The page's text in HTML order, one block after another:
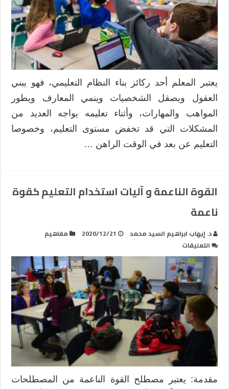
عن
بعد
مغلقة
يعتبر المعلم أحد ركائز بناء النظام التعليمي، فهو يبني
العقول ويصقل الشخصيات وينمي المعارف ويطور
المواهب والمهارات، وأثناء تعليمه يواجه العديد من
المشكلات التي قد تخفض مستوى التعليم، وخصوصا
التعليم عن بعد في الوقت الراهن …
القوة الناعمة و آليات استخدام التعليم كقوة
ناعمة
د. إيهاب ابراهيم السيد محمد 2020/12/21
مفاهيم
التعليقات
القوة
الناعمة
و
آليات
استخدام
التعليم
كقوة
ناعمة
مغلقة
مقدمة: يعتبر مصطلح القوة الناعمة من المصطلحات